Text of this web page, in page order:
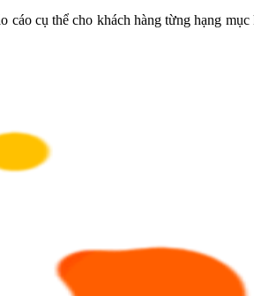
cáo cụ thể cho khách hàng từng hạng